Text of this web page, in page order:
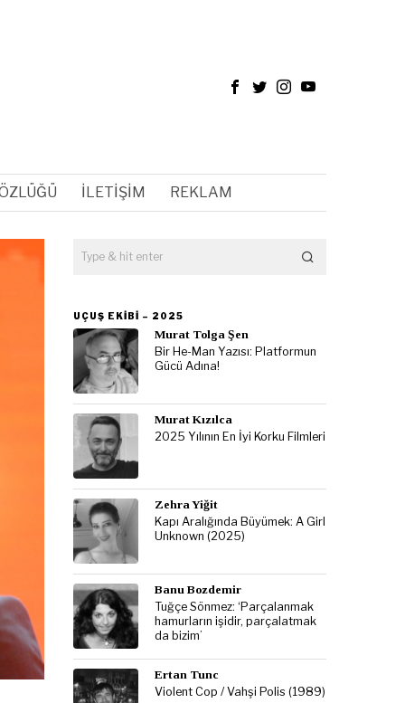
İLETIŞIM REKLAM
UÇUŞ EKIBI – 2025
Murat Tolga Şen
Bir He-Man Yazısı: Platformun
Gücü Adına!
Murat Kızılca
2025 Yılının En İyi Korku Filmleri
Zehra Yiğit
Kapı Aralığında Büyümek: A Girl
Unknown (2025)
Banu Bozdemir
Tuğçe Sönmez: ‘Parçalanmak
hamurların işidir, parçalatmak
da bizim’
Ertan Tunc
Violent Cop / Vahşi Polis (1989)